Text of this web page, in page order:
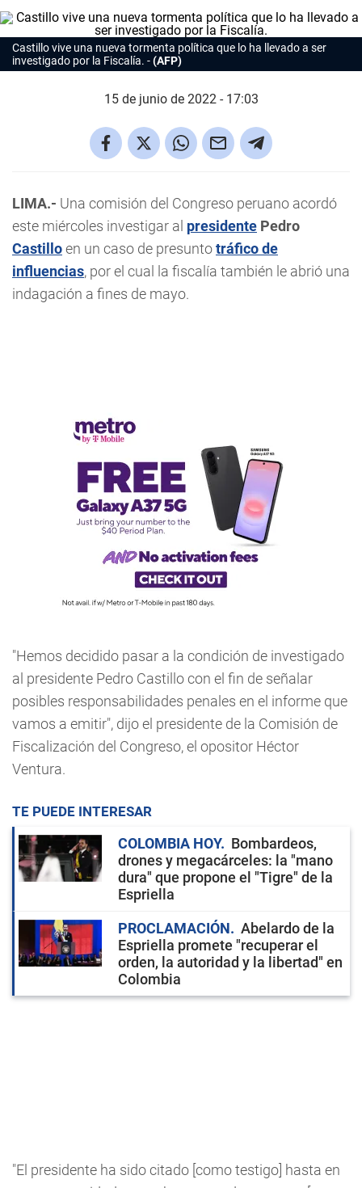
Castillo vive una nueva tormenta política que lo ha llevado a ser
investigado por la Fiscalía.
(AFP)
15 de junio de 2022 - 17:03
LIMA.- Una comisión del Congreso peruano acordó
este miércoles investigar al presidente Pedro
Castilloen un caso de presuntotráfico de
influencias, por el cual la fiscalía también le abrió una
indagación a fines de mayo.
"Hemos decidido pasar a la condición de investigado
al presidente Pedro Castillo con el fin de señalar
posibles responsabilidades penales en el informe que
vamos a emitir", dijo el presidente de la Comisión de
Fiscalización del Congreso, el opositor Héctor
Ventura.
TE PUEDE INTERESAR
COLOMBIA HOY
Bombardeos,
drones y megacárceles: la "mano
dura" que propone el "Tigre" de la
Espriella
PROCLAMACIÓN
Abelardo de la
Espriella promete "recuperar el
orden, la autoridad y la libertad" en
Colombia
"El presidente ha sido citado [como testigo] hasta en